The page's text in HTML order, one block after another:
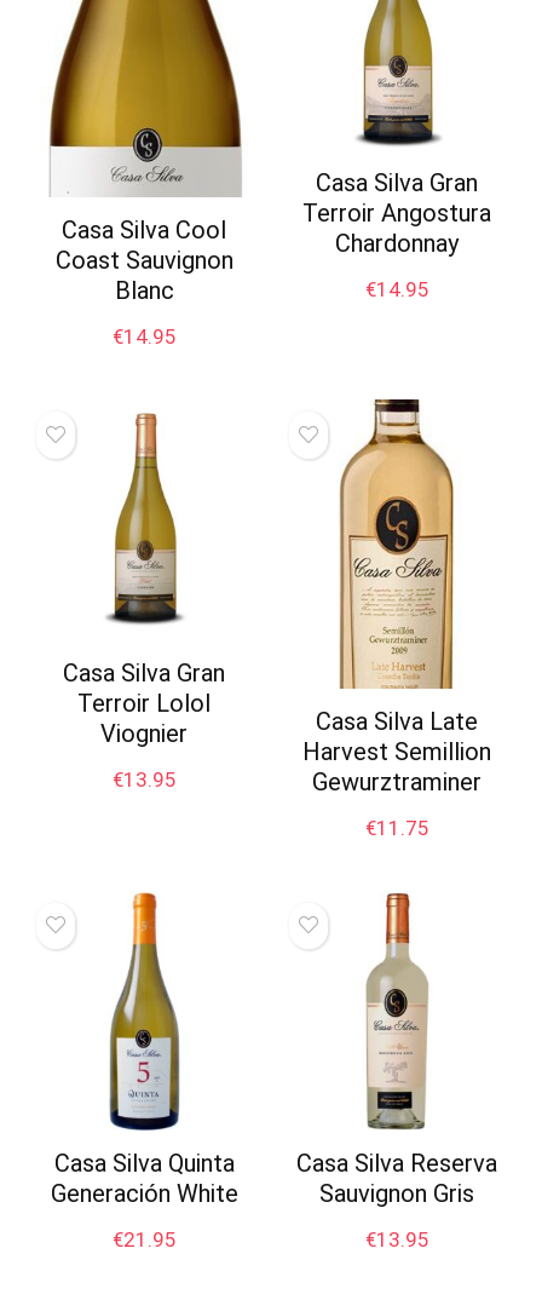
Casa Silva Cool
Coast Sauvignon
Blanc
€14.95
Casa Silva Gran
Terroir Angostura
Chardonnay
€14.95
Casa Silva Gran
Terroir Lolol
Viognier
€13.95
Casa Silva Late
Harvest Semillion
Gewurztraminer
€11.75
Casa Silva Quinta
Generación White
€21.95
Casa Silva Reserva
Sauvignon Gris
€13.95